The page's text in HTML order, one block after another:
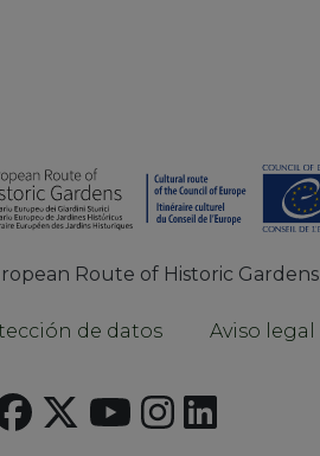
Route of Historic Gardens
de datos Aviso legal